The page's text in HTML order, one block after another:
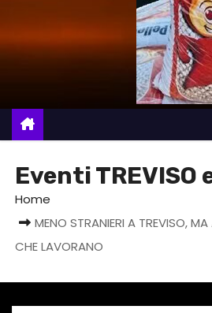
Eventi TREVISO
Home
MENO STRANIERI A TREVISO,
CHE LAVORANO